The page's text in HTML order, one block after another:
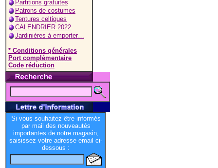
Partitions gratuites
Patrons de costumes
Tentures celtiques
CALENDRIER 2022
Jardinières à emporter…
* Conditions générales
Port complémentaire
Code réduction
Si vous souhaitez être informés
par mail des nouveautés
importantes de notre magasin,
saisissez votre adresse email ci-
dessous :